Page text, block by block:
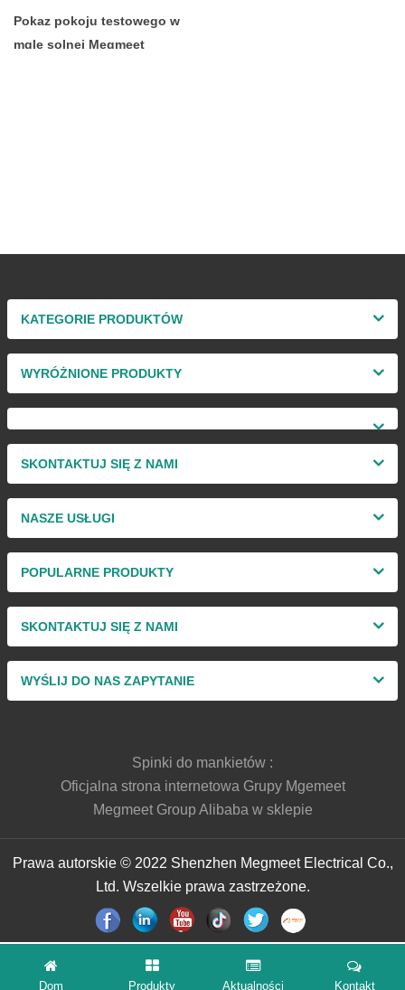
Pokaz pokoju testowego w
mgle solnej Megmeet
KATEGORIE PRODUKTÓW
WYRÓŻNIONE PRODUKTY
SKONTAKTUJ SIĘ Z NAMI
NASZE USŁUGI
POPULARNE PRODUKTY
SKONTAKTUJ SIĘ Z NAMI
WYŚLIJ DO NAS ZAPYTANIE
Spinki do mankietów :
Oficjalna strona internetowa Grupy Mgemeet
Megmeet Group Alibaba w sklepie
Prawa autorskie © 2022 Shenzhen Megmeet Electrical Co.,
Ltd. Wszelkie prawa zastrzeżone.
Dom Produkty Aktualności Kontakt